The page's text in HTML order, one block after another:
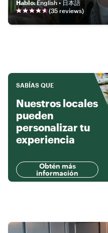
Hablo:English • 日本語
(35 reviews)
SABÍAS QUE
Nuestros locales
pueden
personalizar tu
experiencia
Obtén más
información